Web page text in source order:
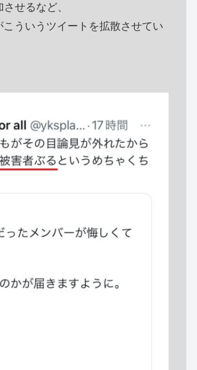
せるなど、
ういうツイートを拡散させてい